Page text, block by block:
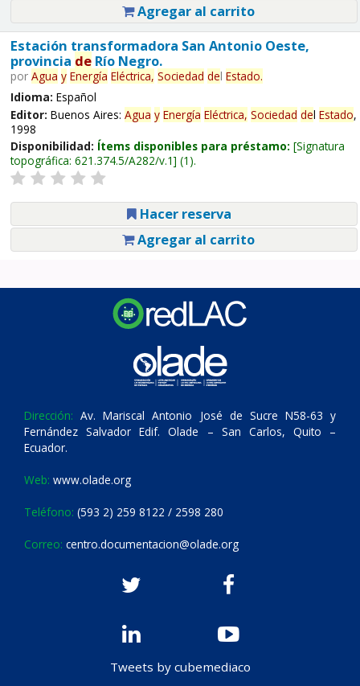
Agregar al carrito
Estación transformadora San Antonio Oeste,
provincia deRío Negro.
por Agua y Energía Eléctrica, Sociedad del Estado.
Idioma: Español
Editor: Buenos Aires: Agua y Energía Eléctrica, Sociedad del Estado,
1998
Disponibilidad: Ítems disponibles para préstamo: Signatura
topográfica: 621.374.5/A282/v.1 (1).
Hacer reserva
Agregar al carrito
Dirección: Av. Mariscal Antonio José de Sucre N58-63 y
Fernández Salvador Edif. Olade – San Carlos, Quito –
Ecuador.
Web: www.olade.org
Teléfono: (593 2) 259 8122 / 2598 280
Correo: centro.documentacion@olade.org
Tweets by cubemediaco